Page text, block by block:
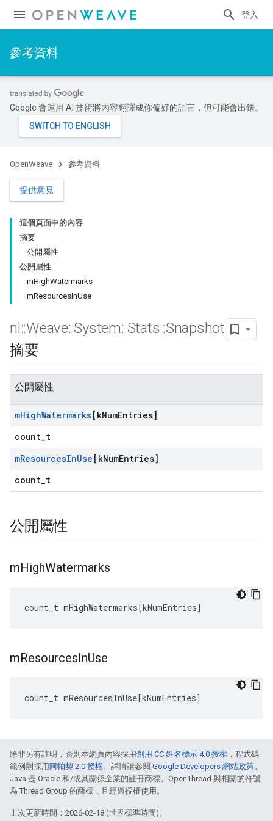
登入
參考資料
Google 會運用 AI 技術將內容翻譯成你偏好的語言，但可能會出錯。
OpenWeave 參考資料
提供意見
這個頁面中的內容
摘要
公開屬性
公開屬性
mHighWatermarks
mResourcesInUse
nl ::Weave::System::Stats::Snapshot
摘要
公開屬性
mHighWatermarks[kNumEntries]
count_t
mResourcesInUse [kNumEntries]
count_t
公開屬性
mHighWatermarks
count_t mHighWatermarks[kNumEntries]
mResourcesInUse
count_t mResourcesInUse[kNumEntries]
除非另有註明，否則本網頁內容採用創用 CC 姓名標示 4.0 授權 ，程式碼
範例則採用 阿帕契 2.0 授權。詳情請參閱 Google Developers 網站政策。
Java 是 Oracle 和/或其關係企業的註冊商標。OpenThread 與相關的符號
為 Thread Group 的商標，且經過授權使用。
上次更新時間：2026-02-18 (世界標準時間)。